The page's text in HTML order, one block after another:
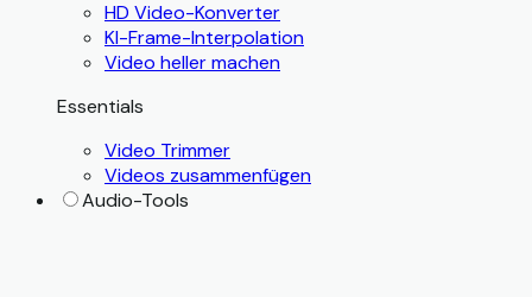
HD Video-Konverter
KI-Frame-Interpolation
Video heller machen
Essentials
Video Trimmer
Videos zusammenfügen
Audio-Tools